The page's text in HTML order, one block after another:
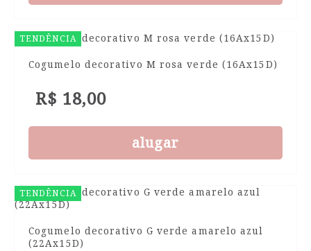
TENDÊNCIA
Cogumelo decorativo M rosa verde (16Ax15D)
R$ 18,00
alugar
TENDÊNCIA
Cogumelo decorativo G verde amarelo azul
(22Ax15D)